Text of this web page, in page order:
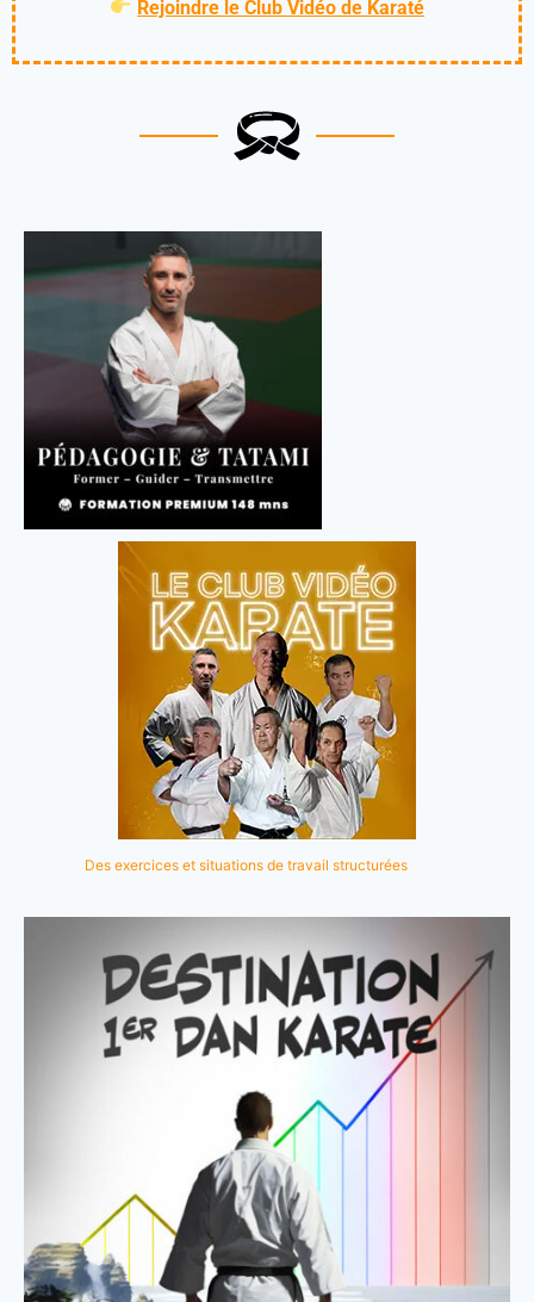
Rejoindre le Club Vidéo de Karaté
Des exercices et situations de travail structurées